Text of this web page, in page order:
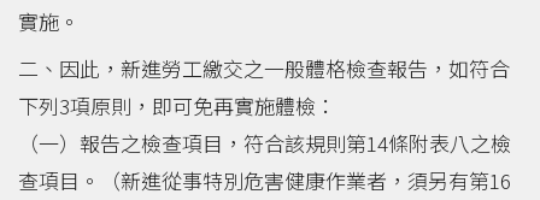
實施。
二、因此，新進勞工繳交之一般體格檢查報告，如符合
下列3項原則，即可免再實施體檢：
（一）報告之檢查項目，符合該規則第14條附表八之檢
查項目。（新進從事特別危害健康作業者，須另有第16